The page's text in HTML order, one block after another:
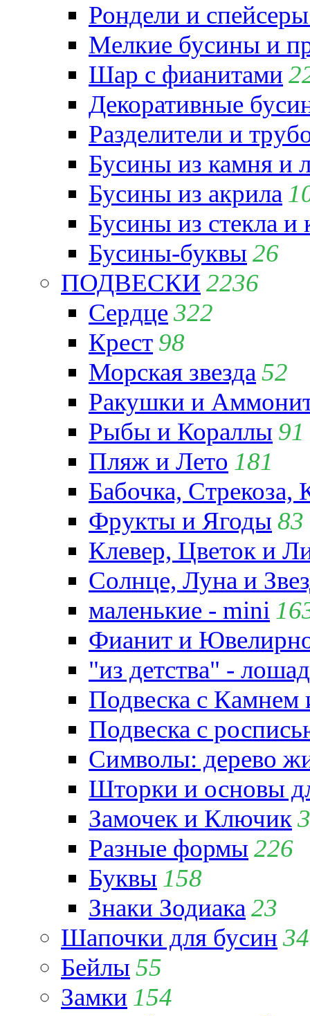
Рондели и
Мелкие бусины и
Шар с фианитами
Декоративные
Разделители и
Бусины из камня и
Бусины из акрила
Бусины из стекла и
Бусины-буквы 26
ПОДВЕСКИ 2236
Сердце322
Крест 98
Морская звезда 52
Ракушки и
Рыбы и Кораллы 91
Пляж и Лето 181
Бабочка,
Фрукты и Ягоды 83
Клевер, Цветок и
Солнце, Луна и
маленькие - mini
Фианит и
"из детства" -
Подвеска с
Подвеска с
Символы: дерево
Шторки и основы
Замочек и Ключик
Разные формы 226
Буквы 158
Знаки Зодиака 23
Шапочки для бусин 34
Бейлы 55
Замки 154